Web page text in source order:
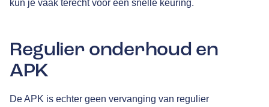
kun je vaak terecht voor een snelle keuring.
Regulier onderhoud en
APK
De APK is echter geen vervanging van regulier